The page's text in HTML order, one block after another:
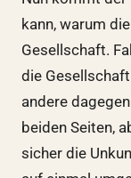
kann, warum
Gesellschaft.
die
andere
beiden Seiten,
sicher die